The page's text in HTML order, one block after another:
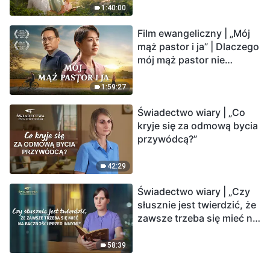
1:40:00
1:59:27
Film ewangeliczny | „Mój
mąż pastor i ja” | Dlaczego
mój mąż pastor nie
42:29
Świadectwo wiary | „Co
kryje się za odmową bycia
przywódcą?”
58:39
Świadectwo wiary | „Czy
słusznie jest twierdzić, że
zawsze trzeba się mieć na